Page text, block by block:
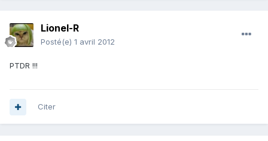
Lionel-R
Posté(e) 1 avril 2012
PTDR !!!
Citer